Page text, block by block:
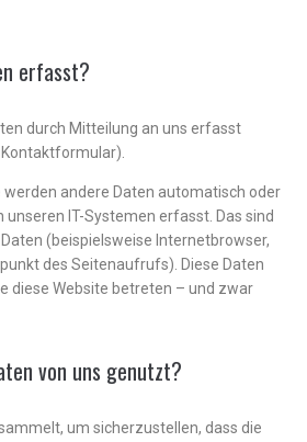
erfasst?
durch Mitteilung an uns erfasst
werden andere Daten automatisch oder
IT-Systemen erfasst. Das sind
(beispielsweise Internetbrowser,
des Seitenaufrufs). Diese Daten
diese Website betreten – und zwar
von uns genutzt?
um sicherzustellen, dass die